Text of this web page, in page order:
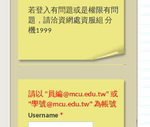
若登入有問題或是權限有問
題，請洽資網處資服組 分
機1999
請以 "員編@mcu.edu.tw" 或
"學號@mcu.edu.tw" 為帳號
Username *